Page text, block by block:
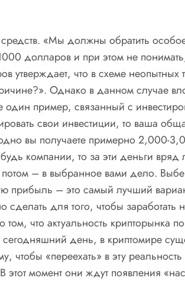
«Мы должны обратить
долларов и при этом не
что в схеме неопытных
Однако в данном случае
один пример, связанный с
свои инвестиции, то ваша
вы получаете примерно 2,000-
компании, то за эти деньги
– в выбранное вами дело.
прибыль – это самый лучший
для того, чтобы заработать
что актуальность крипторынка
день, в криптомире
«переехать» в эту
этот момент они ждут появления